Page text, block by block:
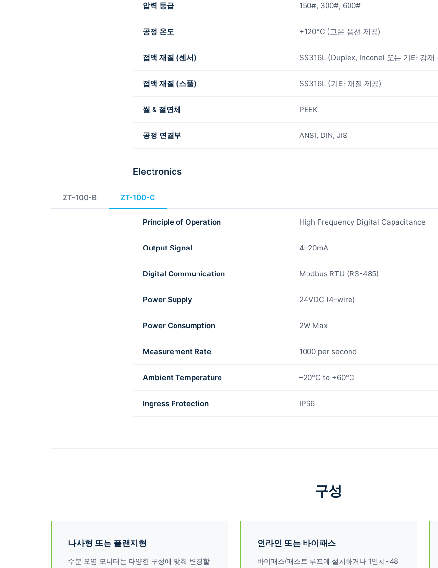
압력 등급 150#, 300#, 600#
공정 온도 +120°C (고온 옵션 제공)
접액 재질 (센서) SS316L (Duplex, Inconel 또는 기타 강재
접액 재질 (스풀) SS316L (기타 재질 제공)
씰 & 절연체 PEEK
공정 연결부 ANSI, DIN, JIS
Electronics
ZT-100-B ZT-100-C
Principle of Operation High Frequency Digital Capacitance
Output Signal 4–20mA
Digital Communication Modbus RTU (RS-485)
Power Supply 24VDC (4-wire)
Power Consumption 2W Max
Measurement Rate 1000 per second
Ambient Temperature –20°C to +60°C
Ingress Protection IP66
구성
나사형 또는 플랜지형
수분 오염 모니터는 다양한 구성에 맞춰 변경할
인라인 또는 바이패스
바이패스/패스트 루프에 설치하거나 1인치~48